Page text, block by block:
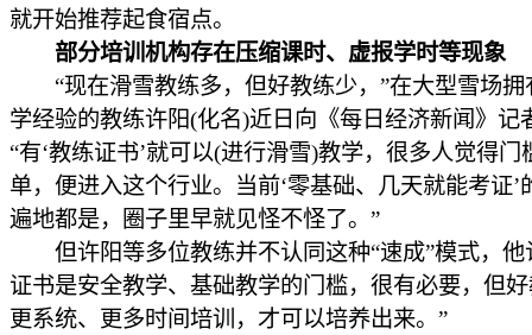
就开始推荐起食宿点。
部分培训机构存在压缩课时、虚报学时等现象
“现在滑雪教练多，但好教练少，”在大型雪场拥
学经验的教练许阳(化名)近日向《每日经济新闻》记
“有‘教练证书’就可以(进行滑雪)教学，很多人觉得门
单，便进入这个行业。当前‘零基础、几天就能考证’
遍地都是，圈子里早就见怪不怪了。”
但许阳等多位教练并不认同这种“速成”模式，他
证书是安全教学、基础教学的门槛，很有必要，但
更系统、更多时间培训，才可以培养出来。”